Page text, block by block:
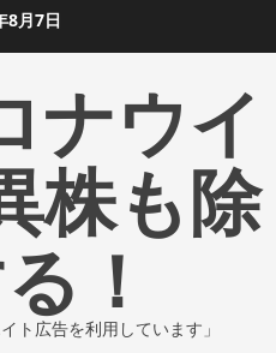
8月7日
ナウイ
株も除
！
ト広告を利用しています」